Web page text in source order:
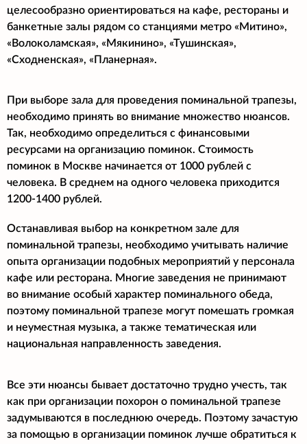
целесообразно ориентироваться на кафе, рестораны и
банкетные залы рядом со станциями метро «Митино»,
«Волоколамская», «Мякинино», «Тушинская»,
«Сходненская», «Планерная».
При выборе зала для проведения поминальной трапезы,
необходимо принять во внимание множество нюансов.
Так, необходимо определиться с финансовыми
ресурсами на организацию поминок. Стоимость
поминок в Москве начинается от 1000 рублей с
человека. В среднем на одного человека приходится
1200-1400 рублей.
Останавливая выбор на конкретном зале для
поминальной трапезы, необходимо учитывать наличие
опыта организации подобных мероприятий у персонала
кафе или ресторана. Многие заведения не принимают
во внимание особый характер поминального обеда,
поэтому поминальной трапезе могут помешать громкая
и неуместная музыка, а также тематическая или
национальная направленность заведения.
Все эти нюансы бывает достаточно трудно учесть, так
как при организации похорон о поминальной трапезе
задумываются в последнюю очередь. Поэтому зачастую
за помощью в организации поминок лучше обратиться к